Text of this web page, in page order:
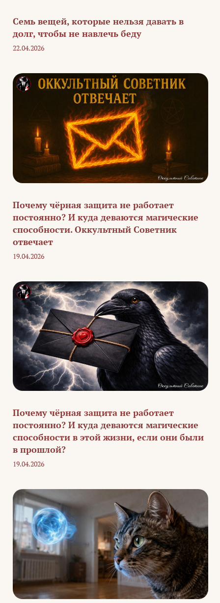
Семь вещей, которые нельзя давать в
долг, чтобы не навлечь беду
22.04.2026
Почему чёрная защита не работает
постоянно? И куда деваются магические
способности. Оккультный Советник
отвечает
19.04.2026
Почему чёрная защита не работает
постоянно? И куда деваются магические
способности в этой жизни, если они были
в прошлой?
19.04.2026